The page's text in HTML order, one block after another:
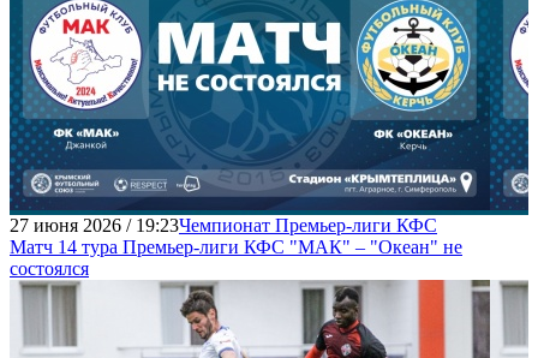
27 июня 2026 / 19:23Чемпионат Премьер-лиги КФС
Матч 14 тура Премьер-лиги КФС "МАК" – "Океан" не
состоялся